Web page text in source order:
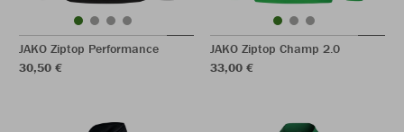
JAKO Ziptop Performance
30,50 €
JAKO Ziptop Champ 2.0
33,00 €